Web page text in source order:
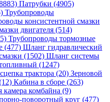
Патрубки (4905)
Трубопроводы
консистентной смазки
двигателя (514)
Трубопроводы тормозные
(477) Шланг гидравлический
(1502) Шланг системы
(1247)
трактора (20) Зерновой
Кабина в сборе (263)
камера комбайна (9)
поворотный круг (477)